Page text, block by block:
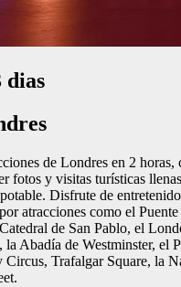
dias
de Londres en 2 horas,
fotos y visitas turísticas
Disfrute de
atracciones como el
de San Pablo, el
Abadía de Westminster, el
Trafalgar Square, la